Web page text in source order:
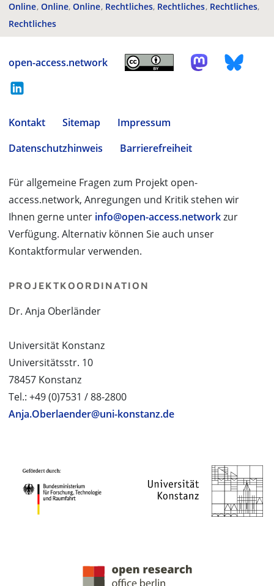
Online Online Online Rechtliches Rechtliches Rechtliches
Rechtliches
open-access.network
Kontakt Sitemap
Impressum
Datenschutzhinweis
Barrierefreiheit
Für allgemeine Fragen zum Projekt open-
access.network, Anregungen und Kritik stehen wir
Ihnen gerne unter info@open-access.networkzur
Verfügung. Alternativ können Sie auch unser
Kontaktformular verwenden.
PROJEKTKOORDINATION
Dr. Anja Oberländer
Universität Konstanz
Universitätsstr. 10
78457 Konstanz
Tel.: +49 (0)7531 / 88-2800
Anja.Oberlaender@uni-konstanz.de